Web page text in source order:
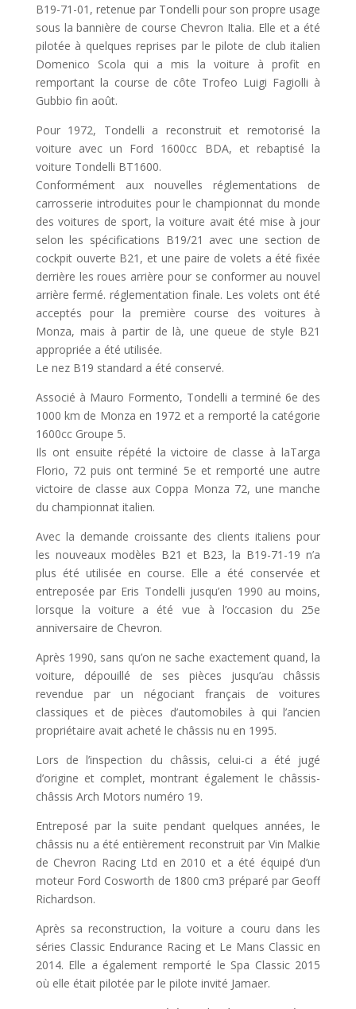
B19-71-01, retenue par Tondelli pour son propre usage
sous la bannière de course Chevron Italia. Elle et a été
pilotée à quelques reprises par le pilote de club italien
Domenico Scola qui a mis la voiture à profit en
remportant la course de côte Trofeo Luigi Fagiolli à
Gubbio fin août.
Pour 1972, Tondelli a reconstruit et remotorisé la
voiture avec un Ford 1600cc BDA, et rebaptisé la
voiture Tondelli BT1600.
Conformément aux nouvelles réglementations de
carrosserie introduites pour le championnat du monde
des voitures de sport, la voiture avait été mise à jour
selon les spécifications B19/21 avec une section de
cockpit ouverte B21, et une paire de volets a été fixée
derrière les roues arrière pour se conformer au nouvel
arrière fermé. réglementation finale. Les volets ont été
acceptés pour la première course des voitures à
Monza, mais à partir de là, une queue de style B21
appropriée a été utilisée.
Le nez B19 standard a été conservé.
Associé à Mauro Formento, Tondelli a terminé 6e des
1000 km de Monza en 1972 et a remporté la catégorie
1600cc Groupe 5.
Ils ont ensuite répété la victoire de classe à laTarga
Florio, 72 puis ont terminé 5e et remporté une autre
victoire de classe aux Coppa Monza 72, une manche
du championnat italien.
Avec la demande croissante des clients italiens pour
les nouveaux modèles B21 et B23, la B19-71-19 n’a
plus été utilisée en course. Elle a été conservée et
entreposée par Eris Tondelli jusqu’en 1990 au moins,
lorsque la voiture a été vue à l’occasion du 25e
anniversaire de Chevron.
Après 1990, sans qu’on ne sache exactement quand, la
voiture, dépouillé de ses pièces jusqu’au châssis
revendue par un négociant français de voitures
classiques et de pièces d’automobiles à qui l’ancien
propriétaire avait acheté le châssis nu en 1995.
Lors de l’inspection du châssis, celui-ci a été jugé
d’origine et complet, montrant également le châssis-
châssis Arch Motors numéro 19.
Entreposé par la suite pendant quelques années, le
châssis nu a été entièrement reconstruit par Vin Malkie
de Chevron Racing Ltd en 2010 et a été équipé d’un
moteur Ford Cosworth de 1800 cm3 préparé par Geoff
Richardson.
Après sa reconstruction, la voiture a couru dans les
séries Classic Endurance Racing et Le Mans Classic en
2014. Elle a également remporté le Spa Classic 2015
où elle était pilotée par le pilote invité Jamaer.